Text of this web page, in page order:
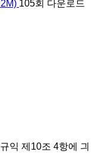
105회 다운로드
익 제10조 4항에 긔